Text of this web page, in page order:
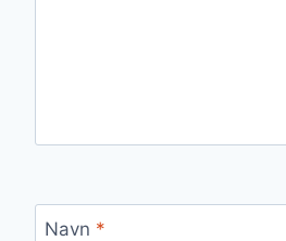
Navn *